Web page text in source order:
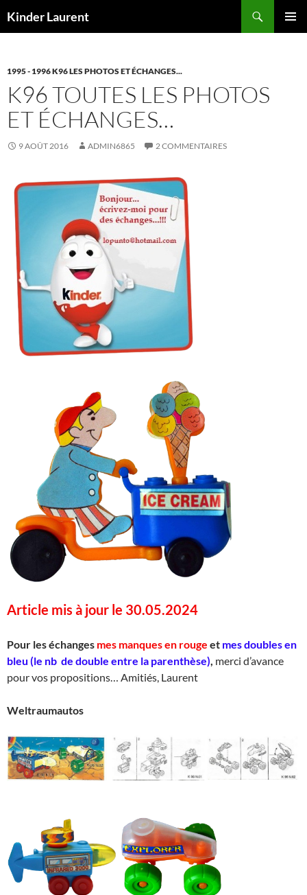
auKinder Laurent
1995 - 1996 K96 LES PHOTOS ET ÉCHANGES...
K96 TOUTES LES PHOTOS
ET ÉCHANGES…
9 AOÛT 2016 ADMIN6865 2 COMMENTAIRES
Article mis à jour le 30.05.2024
Pour les échanges mes manques en rouge et mes doubles en
bleu (le nb de double entre la parenthèse) merci d’avance
pour vos propositions… Amitiés, Laurent
Weltraumautos